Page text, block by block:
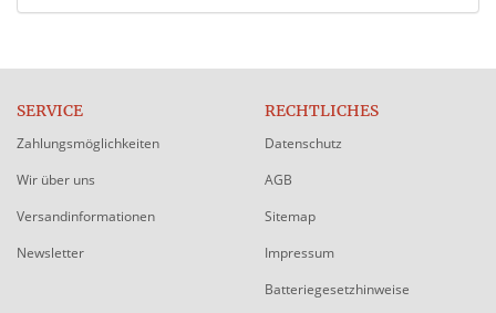
SERVICE
Zahlungsmöglichkeiten
Wir über uns
Versandinformationen
Newsletter
RECHTLICHES
Datenschutz
AGB
Sitemap
Impressum
Batteriegesetzhinweise